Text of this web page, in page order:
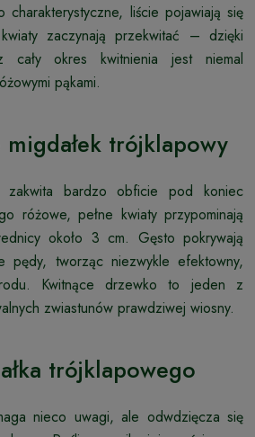
liście pojawiają się
zaczynają przekwitać – dzięki
cały okres kwitnienia jest niemal
pąkami.
trójklapowy
zakwita bardzo obficie pod koniec
różowe, pełne kwiaty przypominają
około 3 cm. Gęsto pokrywają
pędy, tworząc niezwykle efektowny,
Kwitnące drzewko to jeden z
zwiastunów prawdziwej wiosny.
trójklapowego
nieco uwagi, ale odwdzięcza się